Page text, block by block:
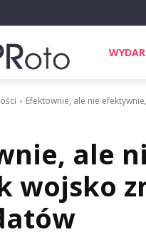
Efektownie, ale nie
ale
wojsko